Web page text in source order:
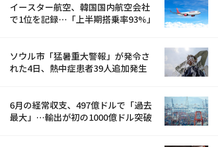
イースター航空、韓国国内航空会社
で1位を記録…「上半期搭乗率93%」
ソウル市「猛暑重大警報」が発令さ
れた4日、熱中症患者39人追加発生
6月の経常収支、497億ドルで「過去
最大」…輸出が初の1000億ドル突破